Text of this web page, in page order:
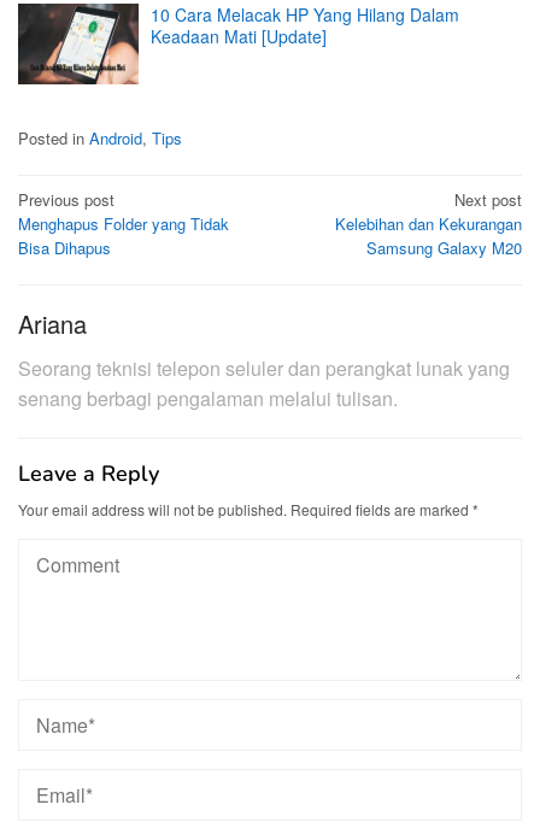
10 Cara Melacak HP Yang Hilang Dalam
Keadaan Mati [Update]
Posted in Android, Tips
Post
navigation
Previous post
Menghapus Folder yang Tidak
Bisa Dihapus
Next post
Kelebihan dan Kekurangan
Samsung Galaxy M20
Ariana
Seorang teknisi telepon seluler dan perangkat lunak yang
senang berbagi pengalaman melalui tulisan.
Leave a Reply
Your email address will not be published. Required fields are marked *